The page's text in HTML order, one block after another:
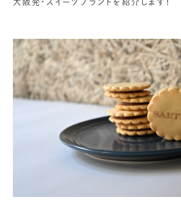
大阪発・スイーツブランドを紹介します！